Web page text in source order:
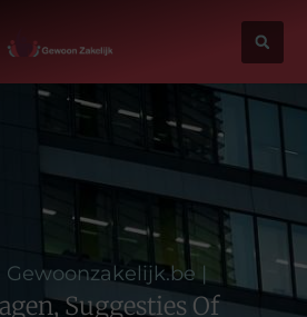
Gewoonzakelijk.be |
Suggesties Of